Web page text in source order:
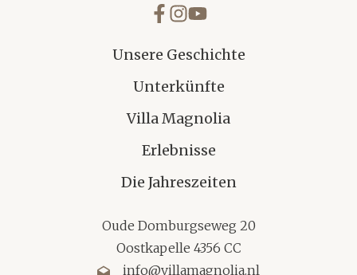
Unsere Geschichte
Unterkünfte
Villa Magnolia
Erlebnisse
Die Jahreszeiten
Oude Domburgseweg 20
Oostkapelle 4356 CC
info@villamagnolia.nl